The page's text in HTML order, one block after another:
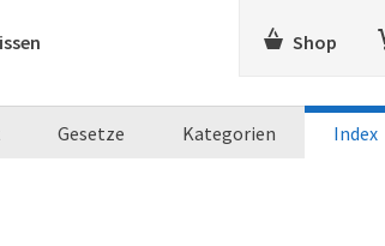
Shop
Gesetze Kategorien Index